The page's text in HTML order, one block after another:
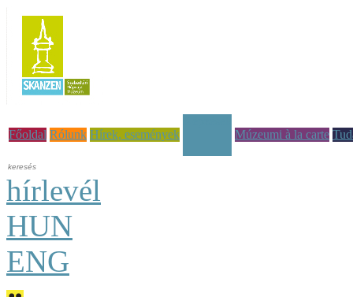
Főoldal Rólunk Hírek, események
Múzeumi à la carte
hírlevél
HUN
ENG